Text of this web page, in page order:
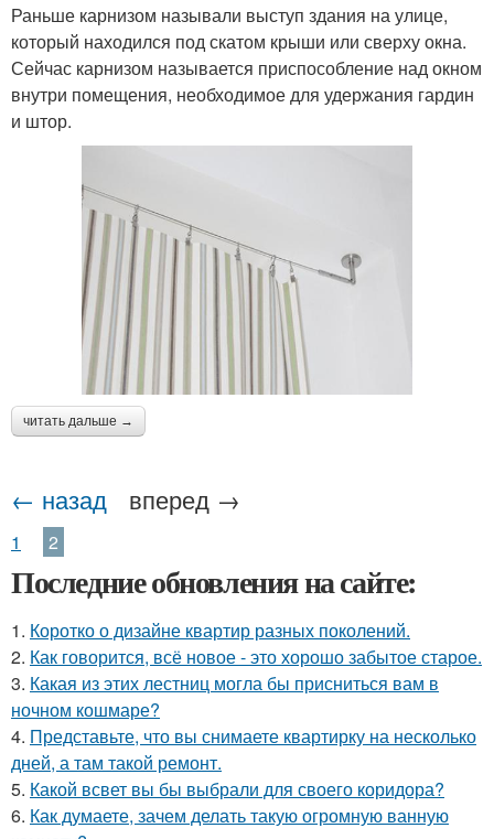
Раньше карнизом называли выступ здания на улице,
который находился под скатом крыши или сверху окна.
Сейчас карнизом называется приспособление над окном
внутри помещения, необходимое для удержания гардин
и штор.
читать дальше →
← назад вперед →
1 2
Последние обновления на сайте:
1. Коротко о дизайне квартир разных поколений.
2. Как говорится, всё новое - это хорошо забытое старое.
3. Какая из этих лестниц могла бы присниться вам в
ночном кошмаре?
4. Представьте, что вы снимаете квартирку на несколько
дней, а там такой ремонт.
5. Какой всвет вы бы выбрали для своего коридора?
6. Как думаете, зачем делать такую огромную ванную